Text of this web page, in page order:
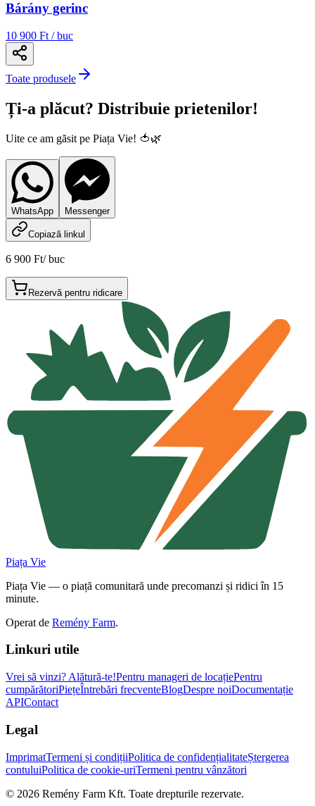
Bárány gerinc
10 900 Ft / buc
Toate produsele
Ți-a plăcut? Distribuie prietenilor!
Uite ce am găsit pe Piața Vie! 🍅🌿
WhatsApp Messenger
Copiază linkul
6 900 Ft/buc
Rezervă pentru ridicare
Piața Vie
Piața Vie — o piață comunitară unde precomanzi și ridici în 15
minute.
Operat de Remény Farm.
Linkuri utile
Vrei să vinzi? Alătură-te!Pentru manageri de locațiePentru
cumpărătoriPiețeÎntrebări frecventeBlogDespre noiDocumentație
APIContact
Legal
ImprimatTermeni și condițiiPolitica de confidențialitateȘtergerea
contuluiPolitica de cookie-uriTermeni pentru vânzători
© 2026 Remény Farm Kft. Toate drepturile rezervate.